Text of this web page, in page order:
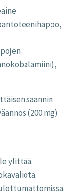
saannin
(200 mg)
ylittää.